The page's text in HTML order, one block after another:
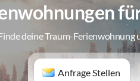
deine Traum-
Anfrage Stellen